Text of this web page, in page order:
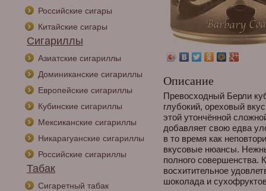
Российские сигары
Китайские сигары
Сигариллы
Азиатские сигариллы
Доминиканские сигариллы
Европейские сигариллы
Кубинские сигариллы
Мексиканские сигариллы
Никарагуанские сигариллы
Российские сигариллы
Табак
Сигаретный табак
Описание
Превосходный Берли
глубокий, ореховый
этой утончённой
добавляет свою едва
в то время как
вкусовые нюансы.
полного совершенства.
восхитительное
шоколада и